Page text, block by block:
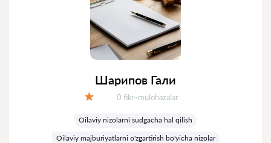
Шарипов Гали
Fikrlar:
0 fikr-mulohazalar
Oilaviy nizolarni sudgacha hal qilish
Oilaviy majburiyatlarni o'zgartirish bo'yicha nizolar